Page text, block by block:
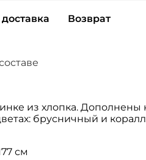
Возврат
из хлопка. Дополнены
брусничный и
см